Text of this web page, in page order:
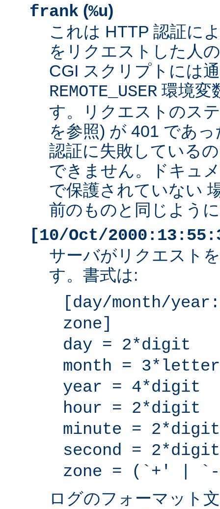
frank (%u)
これは HTTP 認証に
をリクエストした人
CGI スクリプトには
REMOTE_USER 環境変
す。リクエストのス
を参照) が 401 であ
認証に失敗している
できません。ドキュ
で保護されていない
前のものと同じよう
[10/Oct/
サーバがリクエスト
す。書式は:
[day/month/
zone]
day = 2*digit
month = 3*letter
year = 4*digit
hour = 2*digit
minute = 2*digit
second = 2*digit
zone = (`+' |
ログのフォーマット